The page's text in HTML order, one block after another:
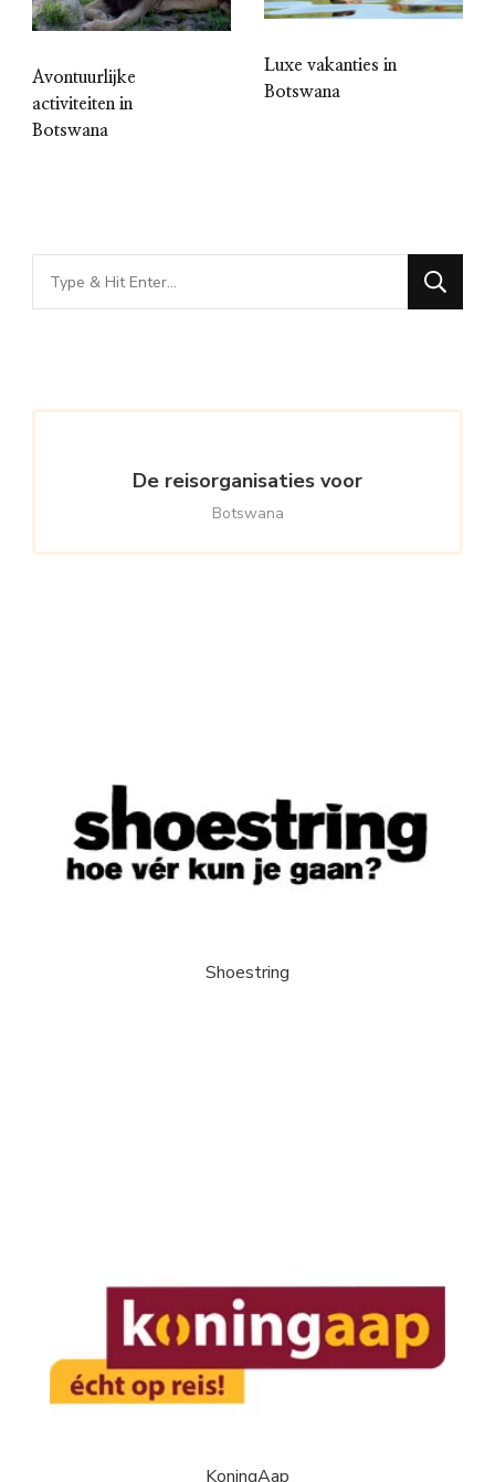
Avontuurlijke
activiteiten in
Botswana
Luxe vakanties in
Botswana
Looking
for
De reisorganisaties voor
Botswana
Shoestring
KoningAap